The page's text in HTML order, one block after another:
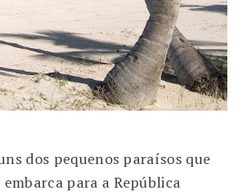
dos pequenos paraísos que
para a República